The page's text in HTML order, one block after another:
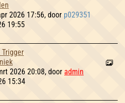
2026 17:56, door p029351
19:55
2026 20:08, door admin
15:34